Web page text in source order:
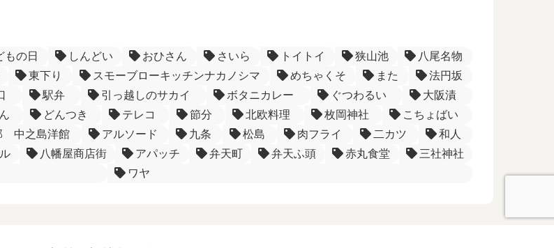
もの日 しんどい おひさん さいら トイトイ 狭山池
八尾名物
東下り スモーブローキッチンナカノシマ めちゃくそ また
法円坂
駅弁 引っ越しのサカイ ボタニカレー ぐつわるい
大阪漬
どんつき テレコ 節分 北欧料理 枚岡神社
こちょばい
中之島洋館 アルソード 九条 松島 肉フライ 二カツ
和人
八幡屋商店街 アパッチ 弁天町 弁天ふ頭 赤丸食堂
三社神社
ワヤ